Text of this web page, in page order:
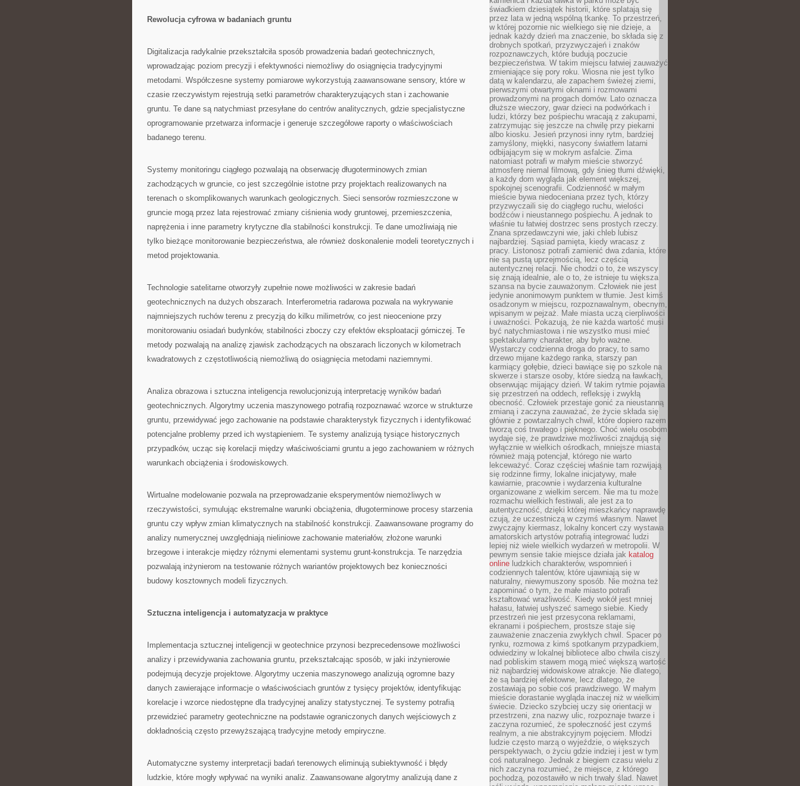
Rewolucja cyfrowa w badaniach gruntu
Digitalizacja radykalnie przekształciła sposób prowadzenia badań geotechnicznych,
wprowadzając poziom precyzji i efektywności niemożliwy do osiągnięcia tradycyjnymi
metodami. Współczesne systemy pomiarowe wykorzystują zaawansowane sensory, które w
czasie rzeczywistym rejestrują setki parametrów charakteryzujących stan i zachowanie
gruntu. Te dane są natychmiast przesyłane do centrów analitycznych, gdzie specjalistyczne
oprogramowanie przetwarza informacje i generuje szczegółowe raporty o właściwościach
badanego terenu.
Systemy monitoringu ciągłego pozwalają na obserwację długoterminowych zmian
zachodzących w gruncie, co jest szczególnie istotne przy projektach realizowanych na
terenach o skomplikowanych warunkach geologicznych. Sieci sensorów rozmieszczone w
gruncie mogą przez lata rejestrować zmiany ciśnienia wody gruntowej, przemieszczenia,
naprężenia i inne parametry krytyczne dla stabilności konstrukcji. Te dane umożliwiają nie
tylko bieżące monitorowanie bezpieczeństwa, ale również doskonalenie modeli teoretycznych i
metod projektowania.
Technologie satelitarne otworzyły zupełnie nowe możliwości w zakresie badań
geotechnicznych na dużych obszarach. Interferometria radarowa pozwala na wykrywanie
najmniejszych ruchów terenu z precyzją do kilku milimetrów, co jest nieocenione przy
monitorowaniu osiadań budynków, stabilności zboczy czy efektów eksploatacji górniczej. Te
metody pozwalają na analizę zjawisk zachodzących na obszarach liczonych w kilometrach
kwadratowych z częstotliwością niemożliwą do osiągnięcia metodami naziemnymi.
Analiza obrazowa i sztuczna inteligencja rewolucjonizują interpretację wyników badań
geotechnicznych. Algorytmy uczenia maszynowego potrafią rozpoznawać wzorce w strukturze
gruntu, przewidywać jego zachowanie na podstawie charakterystyk fizycznych i identyfikować
potencjalne problemy przed ich wystąpieniem. Te systemy analizują tysiące historycznych
przypadków, ucząc się korelacji między właściwościami gruntu a jego zachowaniem w różnych
warunkach obciążenia i środowiskowych.
Wirtualne modelowanie pozwala na przeprowadzanie eksperymentów niemożliwych w
rzeczywistości, symulując ekstremalne warunki obciążenia, długoterminowe procesy starzenia
gruntu czy wpływ zmian klimatycznych na stabilność konstrukcji. Zaawansowane programy do
analizy numerycznej uwzględniają nieliniowe zachowanie materiałów, złożone warunki
brzegowe i interakcje między różnymi elementami systemu grunt-konstrukcja. Te narzędzia
pozwalają inżynierom na testowanie różnych wariantów projektowych bez konieczności
budowy kosztownych modeli fizycznych.
Sztuczna inteligencja i automatyzacja w praktyce
Implementacja sztucznej inteligencji w geotechnice przynosi bezprecedensowe możliwości
analizy i przewidywania zachowania gruntu, przekształcając sposób, w jaki inżynierowie
podejmują decyzje projektowe. Algorytmy uczenia maszynowego analizują ogromne bazy
danych zawierające informacje o właściwościach gruntów z tysięcy projektów, identyfikując
korelacje i wzorce niedostępne dla tradycyjnej analizy statystycznej. Te systemy potrafią
przewidzieć parametry geotechniczne na podstawie ograniczonych danych wejściowych z
dokładnością często przewyższającą tradycyjne metody empiryczne.
Automatyczne systemy interpretacji badań terenowych eliminują subiektywność i błędy
ludzkie, które mogły wpływać na wyniki analiz. Zaawansowane algorytmy analizują dane z
świadkiem dziesiątek historii, które splatają się
przez lata w jedną wspólną tkankę. To przestrzeń,
w której pozornie nic wielkiego się nie dzieje, a
jednak każdy dzień ma znaczenie, bo składa się z
drobnych spotkań, przyzwyczajeń i znaków
rozpoznawczych, które budują poczucie
bezpieczeństwa. W takim miejscu łatwiej zauważyć
zmieniające się pory roku. Wiosna nie jest tylko
datą w kalendarzu, ale zapachem świeżej ziemi,
pierwszymi otwartymi oknami i rozmowami
prowadzonymi na progach domów. Lato oznacza
dłuższe wieczory, gwar dzieci na podwórkach i
ludzi, którzy bez pośpiechu wracają z zakupami,
zatrzymując się jeszcze na chwilę przy piekarni
albo kiosku. Jesień przynosi inny rytm, bardziej
zamyślony, miękki, nasycony światłem latarni
odbijającym się w mokrym asfalcie. Zima
natomiast potrafi w małym mieście stworzyć
atmosferę niemal filmową, gdy śnieg tłumi dźwięki,
a każdy dom wygląda jak element większej,
spokojnej scenografii. Codzienność w małym
mieście bywa niedoceniana przez tych, którzy
przyzwyczaili się do ciągłego ruchu, wielości
bodźców i nieustannego pośpiechu. A jednak to
właśnie tu łatwiej dostrzec sens prostych rzeczy.
Znana sprzedawczyni wie, jaki chleb lubisz
najbardziej. Sąsiad pamięta, kiedy wracasz z
pracy. Listonosz potrafi zamienić dwa zdania, które
nie są pustą uprzejmością, lecz częścią
autentycznej relacji. Nie chodzi o to, że wszyscy
się znają idealnie, ale o to, że istnieje tu większa
szansa na bycie zauważonym. Człowiek nie jest
jedynie anonimowym punktem w tłumie. Jest kimś
osadzonym w miejscu, rozpoznawalnym, obecnym,
wpisanym w pejzaż. Małe miasta uczą cierpliwości
i uważności. Pokazują, że nie każda wartość musi
być natychmiastowa i nie wszystko musi mieć
spektakularny charakter, aby było ważne.
Wystarczy codzienna droga do pracy, to samo
drzewo mijane każdego ranka, starszy pan
karmiący gołębie, dzieci bawiące się po szkole na
skwerze i starsze osoby, które siedzą na ławkach,
obserwując mijający dzień. W takim rytmie pojawia
się przestrzeń na oddech, refleksję i zwykłą
obecność. Człowiek przestaje gonić za nieustanną
zmianą i zaczyna zauważać, że życie składa się
głównie z powtarzalnych chwil, które dopiero razem
tworzą coś trwałego i pięknego. Choć wielu osobom
wydaje się, że prawdziwe możliwości znajdują się
wyłącznie w wielkich ośrodkach, mniejsze miasta
również mają potencjał, którego nie warto
lekceważyć. Coraz częściej właśnie tam rozwijają
się rodzinne firmy, lokalne inicjatywy, małe
kawiarnie, pracownie i wydarzenia kulturalne
organizowane z wielkim sercem. Nie ma tu może
rozmachu wielkich festiwali, ale jest za to
autentyczność, dzięki której mieszkańcy naprawdę
czują, że uczestniczą w czymś własnym. Nawet
zwyczajny kiermasz, lokalny koncert czy wystawa
amatorskich artystów potrafią integrować ludzi
lepiej niż wiele wielkich wydarzeń w metropolii. W
pewnym sensie takie miejsce działa jak katalog
online ludzkich charakterów, wspomnień i
codziennych talentów, które ujawniają się w
naturalny, niewymuszony sposób. Nie można też
zapominać o tym, że małe miasto potrafi
kształtować wrażliwość. Kiedy wokół jest mniej
hałasu, łatwiej usłyszeć samego siebie. Kiedy
przestrzeń nie jest przesycona reklamami,
ekranami i pośpiechem, prostsze staje się
zauważenie znaczenia zwykłych chwil. Spacer po
rynku, rozmowa z kimś spotkanym przypadkiem,
odwiedziny w lokalnej bibliotece albo chwila ciszy
nad pobliskim stawem mogą mieć większą wartość
niż najbardziej widowiskowe atrakcje. Nie dlatego,
że są bardziej efektowne, lecz dlatego, że
zostawiają po sobie coś prawdziwego. W małym
mieście dorastanie wygląda inaczej niż w wielkim
świecie. Dziecko szybciej uczy się orientacji w
przestrzeni, zna nazwy ulic, rozpoznaje twarze i
zaczyna rozumieć, że społeczność jest czymś
realnym, a nie abstrakcyjnym pojęciem. Młodzi
ludzie często marzą o wyjeździe, o większych
perspektywach, o życiu gdzie indziej i jest w tym
coś naturalnego. Jednak z biegiem czasu wielu z
nich zaczyna rozumieć, że miejsce, z którego
pochodzą, pozostawiło w nich trwały ślad. Nawet